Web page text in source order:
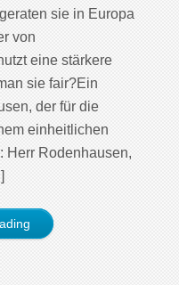
sie in Europa
von
eine stärkere
sie fair?Ein
der für die
einheitlichen
Herr Rodenhausen,